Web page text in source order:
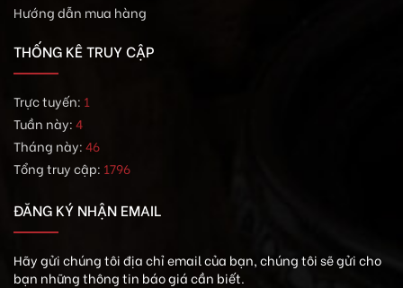
Hướng dẫn mua hàng
THỐNG KÊ TRUY CẬP
Trực tuyến: 1
Tuần này:4
Tháng này:46
Tổng truy cập: 1796
ĐĂNG KÝ NHẬN EMAIL
Hãy gửi chúng tôi địa chỉ email của bạn, chúng tôi sẽ gửi cho
bạn những thông tin báo giá cần biết.